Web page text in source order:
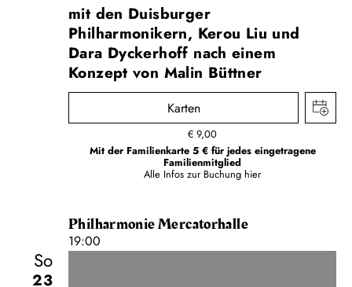
mit den Duisburger
Philharmonikern, Kerou Liu und
Dara Dyckerhoff nach einem
Konzept von Malin Büttner
Karten
€ 9,00
Mit der Familienkarte 5 € für jedes eingetragene
Familienmitglied
Alle Infos zur Buchung hier
Philharmonie Mercatorhalle
19:00
So
23